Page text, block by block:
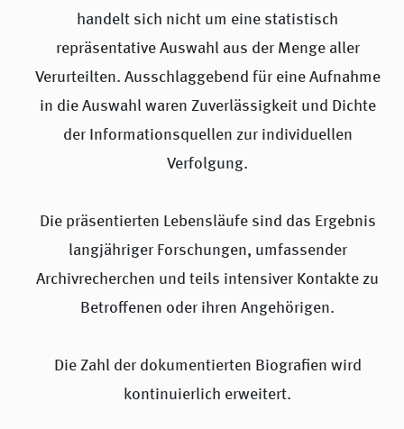
handelt sich nicht um eine statistisch
repräsentative Auswahl aus der Menge aller
Verurteilten. Ausschlaggebend für eine Aufnahme
in die Auswahl waren Zuverlässigkeit und Dichte
der Informationsquellen zur individuellen
Verfolgung.
Die präsentierten Lebensläufe sind das Ergebnis
langjähriger Forschungen, umfassender
Archivrecherchen und teils intensiver Kontakte zu
Betroffenen oder ihren Angehörigen.
Die Zahl der dokumentierten Biografien wird
kontinuierlich erweitert.